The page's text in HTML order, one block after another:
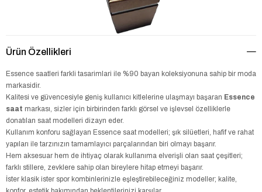
Ürün Özellikleri
Essence saatleri farkli tasarimlari ile %90 bayan koleksiyonuna sahip bir moda
markasidir.
Kalitesi ve güvencesiyle geniş kullanıcı kitlelerine ulaşmayı başaran Essence
saat markası, sizler için birbirinden farklı görsel ve işlevsel özelliklerle
donatılan saat modelleri dizayn eder.
Kullanım konforu sağlayan Essence saat modelleri; şık silüetleri, hafif ve rahat
yapıları ile tarzınızın tamamlayıcı parçalarından biri olmayı başarır.
Hem aksesuar hem de ihtiyaç olarak kullanıma elverişli olan saat çeşitleri;
farklı stillere, zevklere sahip olan bireylere hitap etmeyi başarır.
İster klasik ister spor kombinlerinizle eşleştirebileceğiniz modeller; kalite,